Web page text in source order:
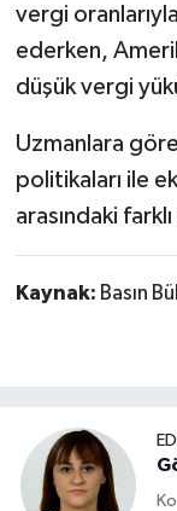
vergi
ederken,
düşük vergi
Uzmanlara
politikaları ile
arasındaki
Kaynak: Basın